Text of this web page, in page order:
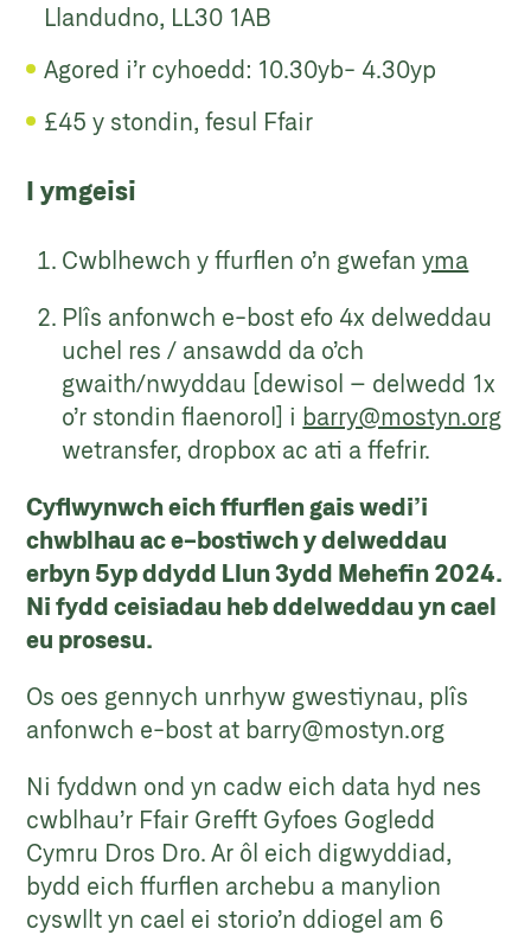
Llandudno, LL30 1AB
Agored i’r cyhoedd: 10.30yb- 4.30yp
£45 y stondin, fesul Ffair
I ymgeisi
Cwblhewch y ffurflen o’n gwefanyma
Plîs anfonwch e-bost efo 4x delweddau
uchel res / ansawdd da o’ch
gwaith/nwyddau [dewisol – delwedd 1x
o’r stondin flaenorol] i barry@mostyn.org
wetransfer, dropbox ac ati a ffefrir.
Cyflwynwch eich ffurflen gais wedi’i
chwblhau ac e-bostiwch y delweddau
erbyn 5yp ddydd Llun 3ydd Mehefin 2024.
Ni fydd ceisiadau heb ddelweddau yn cael
eu prosesu.
Os oes gennych unrhyw gwestiynau, plîs
anfonwch e-bost at barry@mostyn.org
Ni fyddwn ond yn cadw eich data hyd nes
cwblhau’r Ffair Grefft Gyfoes Gogledd
Cymru Dros Dro. Ar ôl eich digwyddiad,
bydd eich ffurflen archebu a manylion
cyswllt yn cael ei storio’n ddiogel am 6